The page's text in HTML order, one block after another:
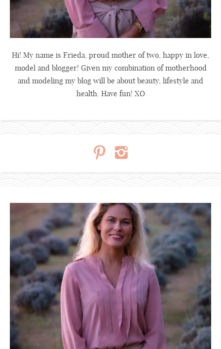
Hi! My name is Frieda, proud mother of two, happy in love,
model and blogger! Given my combination of motherhood
and modeling my blog will be about beauty, lifestyle and
health. Have fun! XO